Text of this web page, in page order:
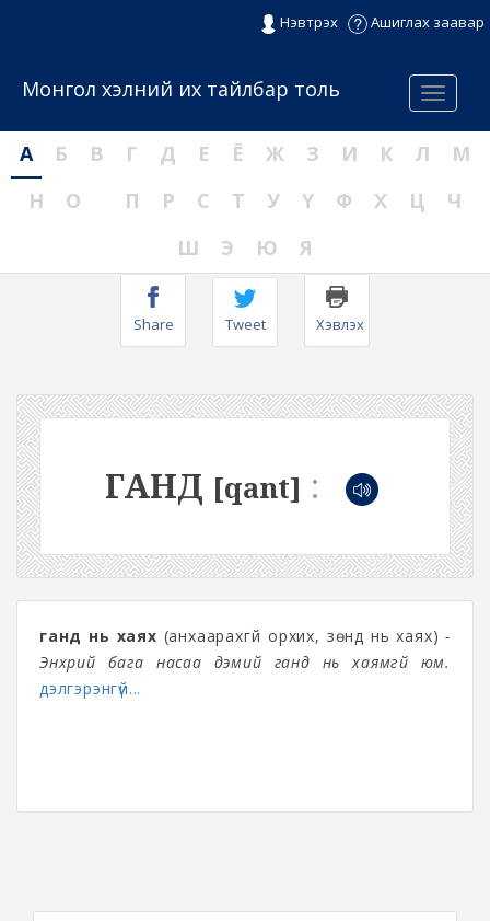
Нэвтрэх Ашиглах заавар
Menu
Монгол хэлний их тайлбар толь
А Б В Г Д Е Ё Ж З И К Л
М
Н
О П Р С Т У Ү Ф Х Ц
Ч
Ш
Э Ю Я
Share Tweet Хэвлэх
ГАНД [qant] :
ганд нь хаях (анхаарахгүй орхих, зөнд нь хаях)-
Энхрий бага насаа дэмий ганд нь хаямгүй юм.
дэлгэрэнгүй...